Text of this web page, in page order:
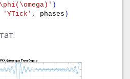
)
'YTick' , phases )